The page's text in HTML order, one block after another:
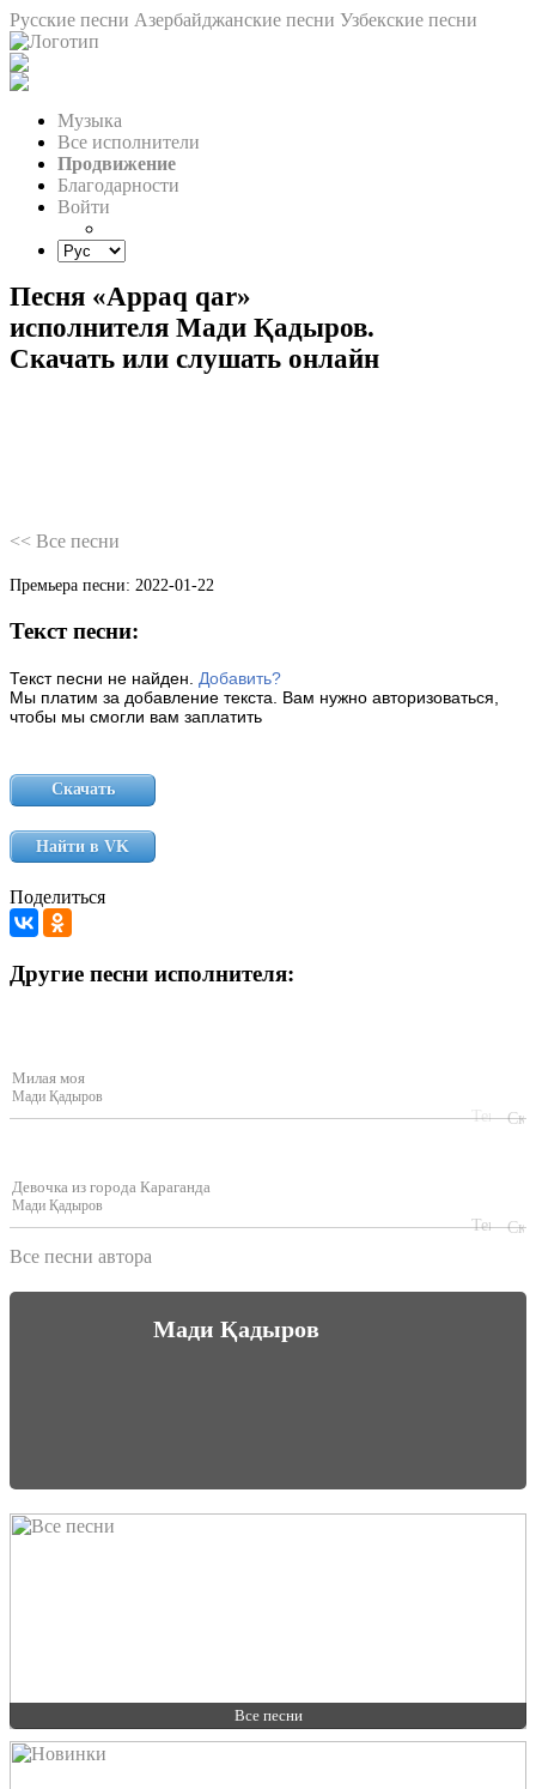
Русские песни Азербайджанские песни Узбекские песни
Музыка
Все исполнители
Продвижение
Благодарности
Войти
Песня «Appaq qar»
исполнителя Мади Қадыров.
Скачать или слушать онлайн
<< Все песни
Премьера песни: 2022-01-22
Текст песни:
Текст песни не найден. Добавить?
Мы платим за добавление текста. Вам нужно авторизоваться,
чтобы мы смогли вам заплатить
Скачать
Найти в VK
Поделиться
Другие песни исполнителя:
Милая моя
Мади Қадыров
Девочка из города Караганда
Мади Қадыров
Все песни автора
Мади Қадыров
Все песни